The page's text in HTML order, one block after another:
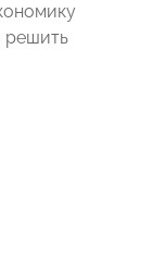
решить